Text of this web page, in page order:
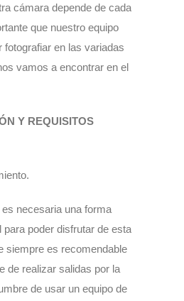
cámara depende de cada
que nuestro equipo
fotografiar en las variadas
vamos a encontrar en el
Y REQUISITOS
es necesaria una forma
poder disfrutar de esta
siempre es recomendable
de realizar salidas por la
de usar un equipo de